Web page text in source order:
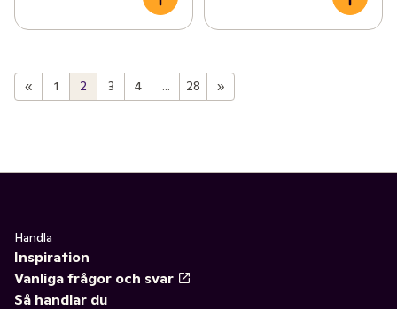
« 1 2 3 4 ... 28 »
Handla
Inspiration
Vanliga frågor och svar
Så handlar du